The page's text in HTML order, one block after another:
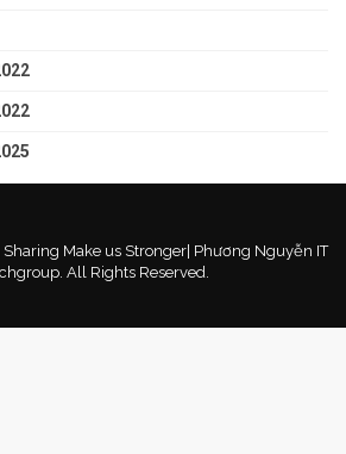
Make us Stronger| Phương Nguyễn IT
All Rights Reserved.